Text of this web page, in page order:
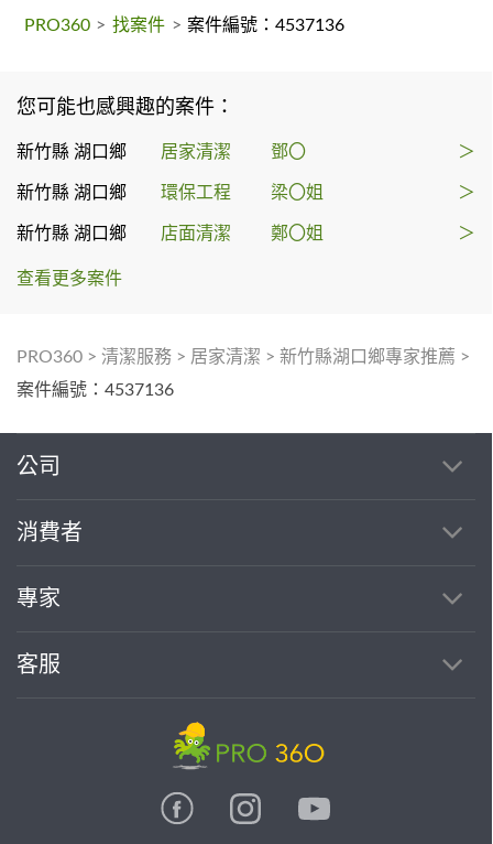
PRO360 > 找案件 > 案件編號：4537136
您可能也感興趣的案件：
新竹縣 湖口鄉 居家清潔 鄧〇 ＞
新竹縣 湖口鄉 環保工程 梁〇姐 ＞
新竹縣 湖口鄉 店面清潔 鄭〇姐 ＞
查看更多案件
PRO360 > 清潔服務 > 居家清潔 > 新竹縣湖口鄉專家推薦 >
案件編號：4537136
公司
消費者
專家
客服